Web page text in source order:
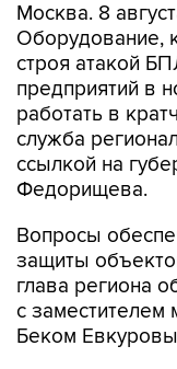
Москва. 8
Оборудование,
строя атакой
предприятий в
работать в
служба
ссылкой на
Федорищева.
Вопросы
защиты
глава региона
с
Беком